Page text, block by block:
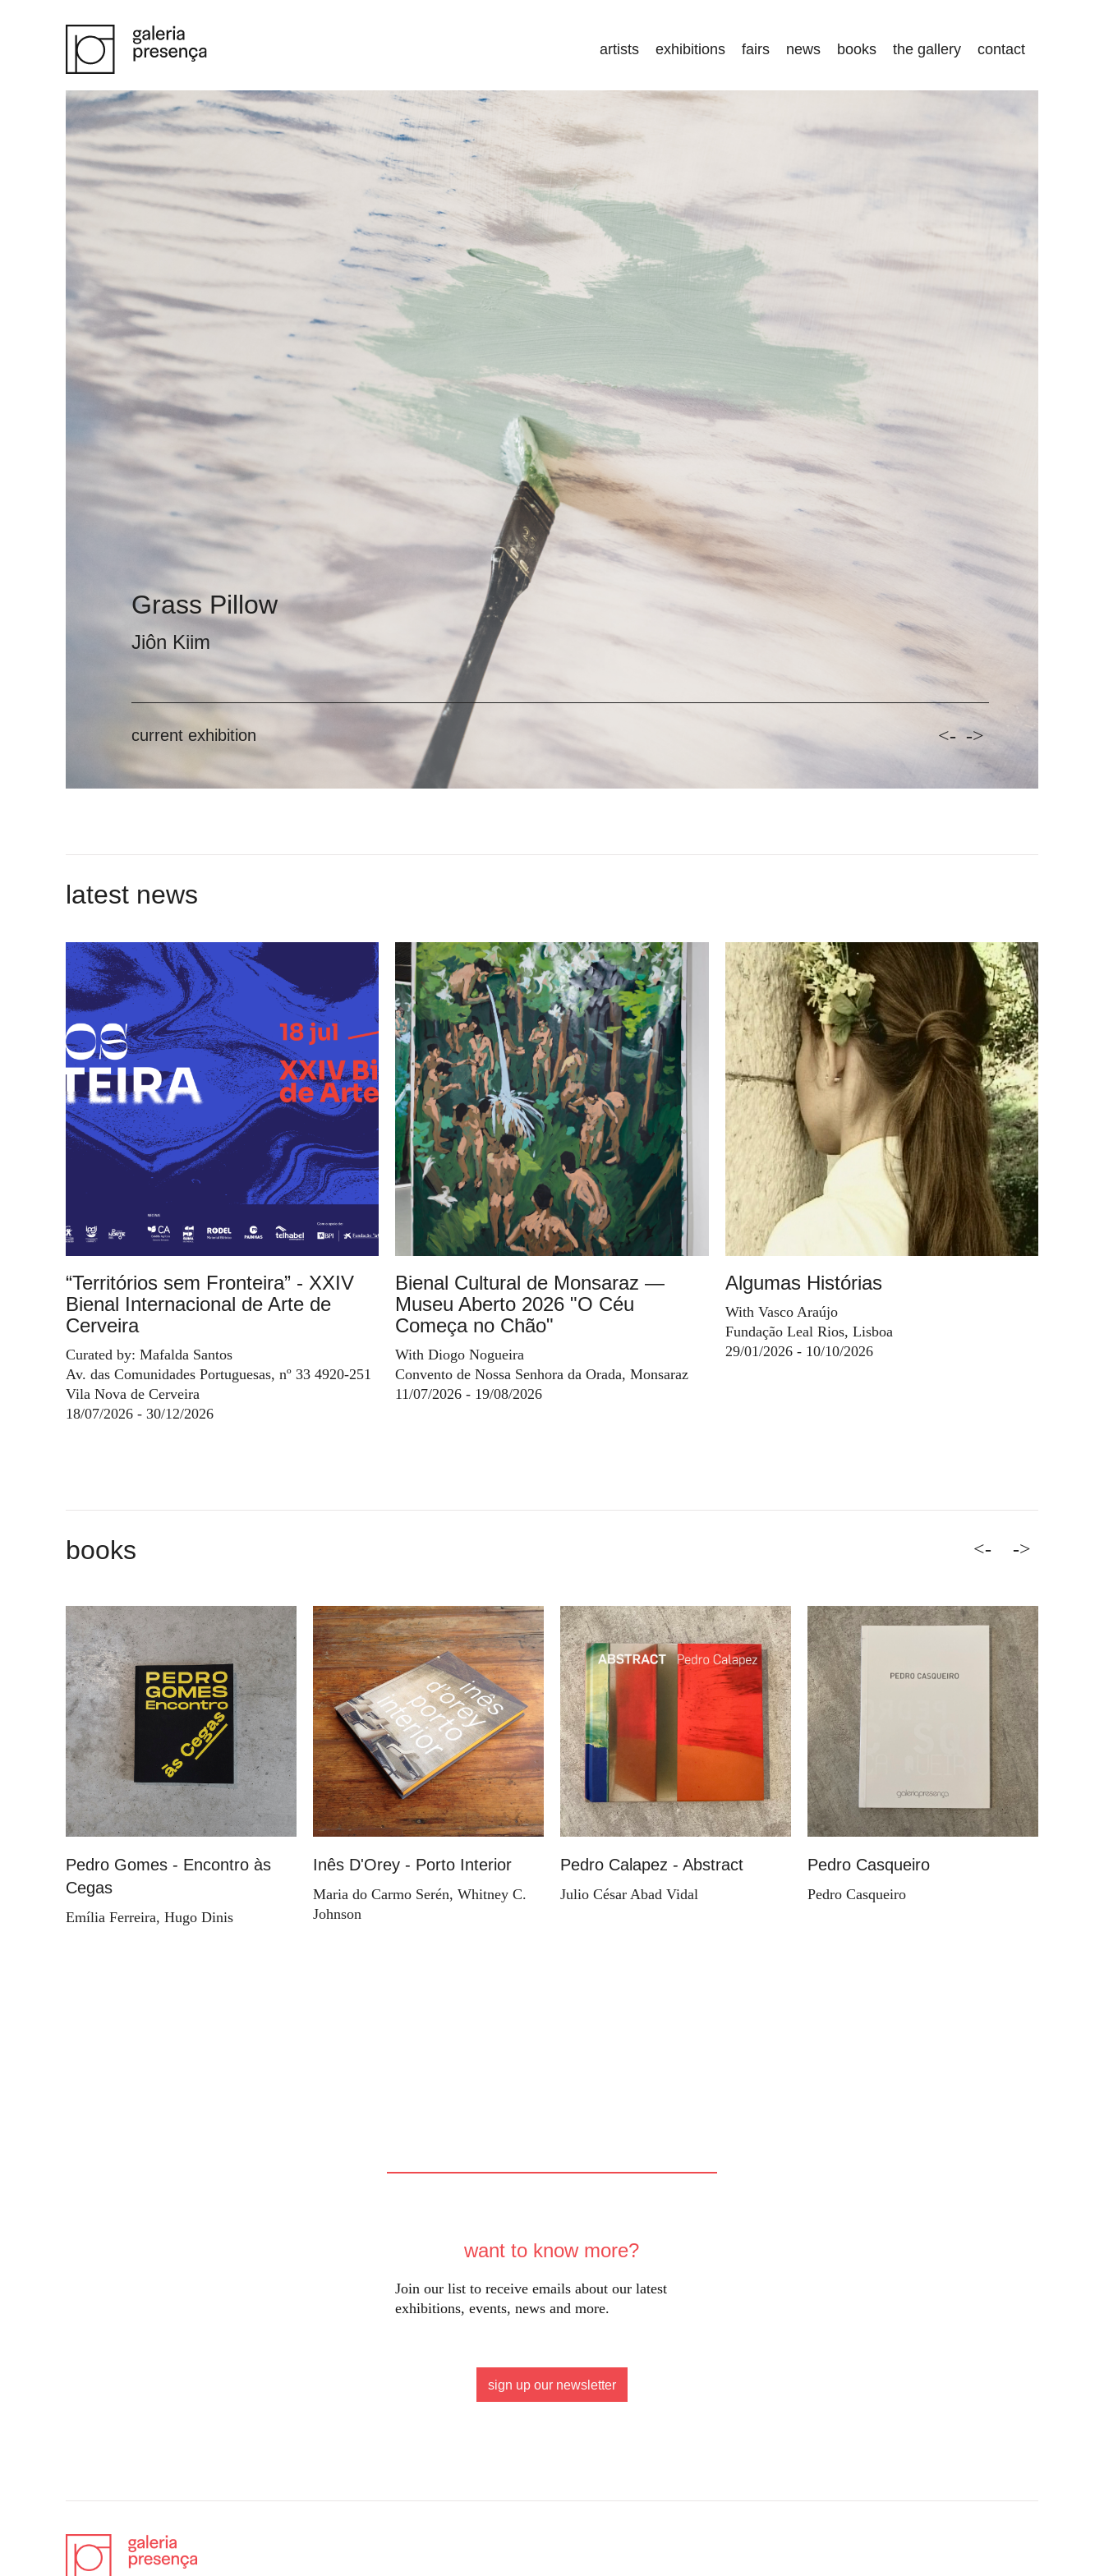
artists exhibitions fairs news books the gallery contact
Grass Pillow
Jiôn Kiim
current exhibition <- ->
latest news
“Territórios sem Fronteira” - XXIV
Bienal Internacional de Arte de
Cerveira
Curated by: Mafalda Santos
Av. das Comunidades Portuguesas, nº 33 4920-251
Vila Nova de Cerveira
18/07/2026 - 30/12/2026
Bienal Cultural de Monsaraz —
Museu Aberto 2026 "O Céu
Começa no Chão"
With Diogo Nogueira
Convento de Nossa Senhora da Orada, Monsaraz
11/07/2026 - 19/08/2026
Algumas Histórias
With Vasco Araújo
Fundação Leal Rios, Lisboa
29/01/2026 - 10/10/2026
books <-
Pedro Gomes - Encontro às
Cegas
Emília Ferreira, Hugo Dinis
Inês D'Orey - Porto Interior
Maria do Carmo Serén, Whitney C.
Johnson
Pedro Calapez - Abstract
Julio César Abad Vidal
Pedro Casqueiro
Pedro Casqueiro
->
want to know more?
Join our list to receive emails about our latest
exhibitions, events, news and more.
sign up our newsletter